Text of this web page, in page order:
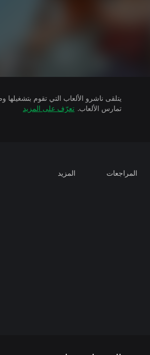
تمارس الألعاب. تعرّف على المزيد
المراجعات المزيد